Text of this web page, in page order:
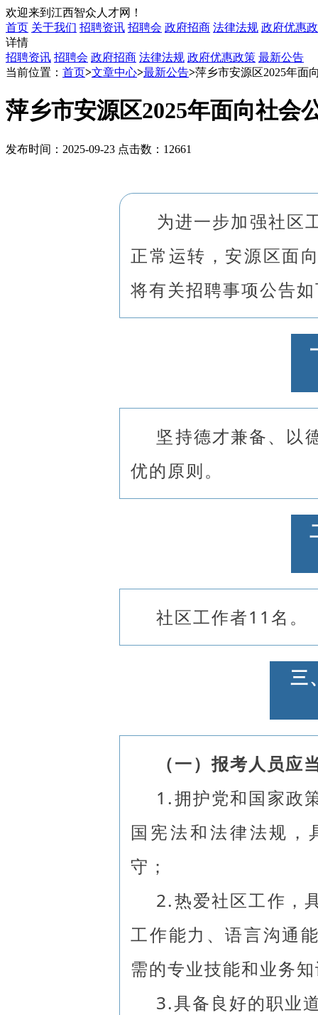
欢迎来到江西智众人才网！
首页 关于我们 招聘资讯 招聘会 政府招商 法律法规 政府优惠
详情
招聘资讯 招聘会 政府招商 法律法规 政府优惠政策 最新公告
当前位置： 首页>文章中心>最新公告>萍乡市安源区2025年面
萍乡市安源区2025年面向社会
发布时间：2025-09-23 点击数：12661
为进一步加强社区
正常运转，安源区面
将有关招聘事项公告
坚持德才兼备、以
优的原则。
社区工作者11名。
三
（一）报考人员应
1.拥护党和国家政
国宪法和法律法规，
守；
2.热爱社区工作，
工作能力、语言沟通
需的专业技能和业务
3.具备良好的职业